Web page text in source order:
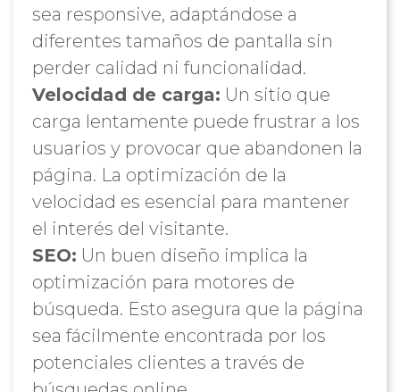
sea responsive, adaptándose a
diferentes tamaños de pantalla sin
perder calidad ni funcionalidad.
Velocidad de carga: Un sitio que
carga lentamente puede frustrar a los
usuarios y provocar que abandonen la
página. La optimización de la
velocidad es esencial para mantener
el interés del visitante.
SEO: Un buen diseño implica la
optimización para motores de
búsqueda. Esto asegura que la página
sea fácilmente encontrada por los
potenciales clientes a través de